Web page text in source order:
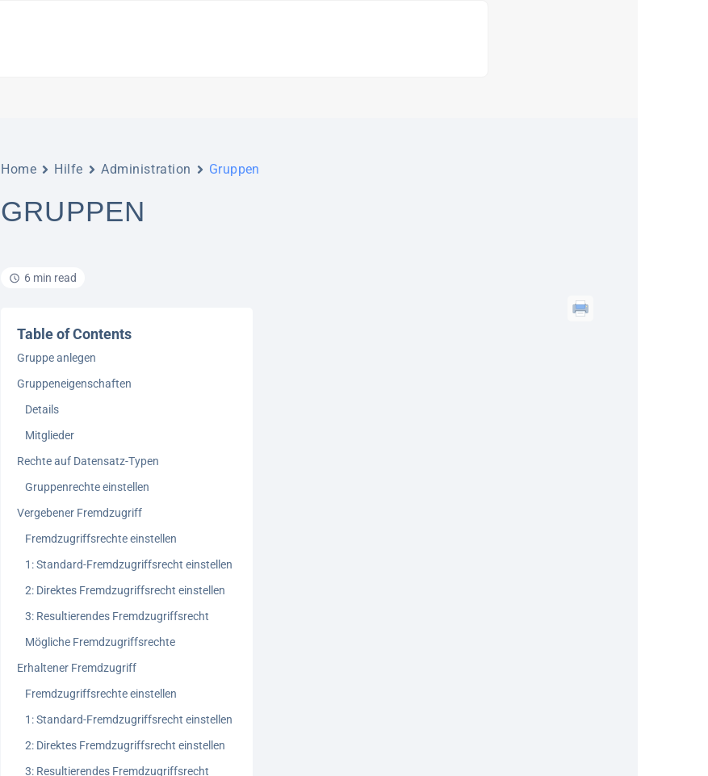
Home Hilfe Administration Gruppen
GRUPPEN
6 min read
Table of Contents
Gruppe anlegen
Gruppeneigenschaften
Details
Mitglieder
Rechte auf Datensatz-Typen
Gruppenrechte einstellen
Vergebener Fremdzugriff
Fremdzugriffsrechte einstellen
1: Standard-Fremdzugriffsrecht einstellen
2: Direktes Fremdzugriffsrecht einstellen
3: Resultierendes Fremdzugriffsrecht
Mögliche Fremdzugriffsrechte
Erhaltener Fremdzugriff
Fremdzugriffsrechte einstellen
1: Standard-Fremdzugriffsrecht einstellen
2: Direktes Fremdzugriffsrecht einstellen
3: Resultierendes Fremdzugriffsrecht